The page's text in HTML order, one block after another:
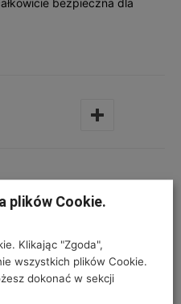
bezpieczna dla
plików Cookie.
Klikając "Zgoda",
wszystkich plików Cookie.
dokonać w sekcji